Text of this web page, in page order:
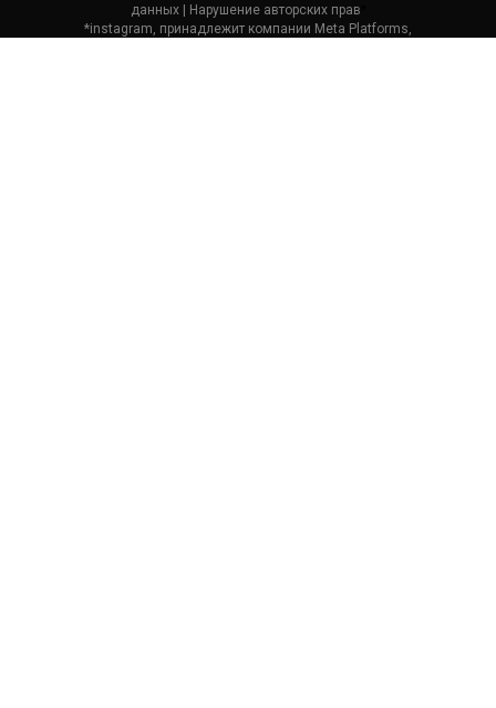
данных | Нарушение авторских прав
*instagram, принадлежит компании Meta Platforms,